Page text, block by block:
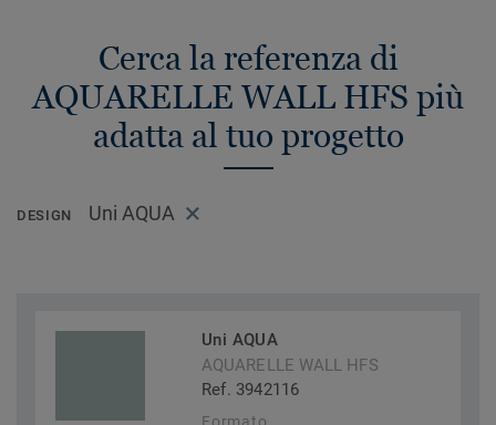
Cerca la referenza di
AQUARELLE WALL HFS più
adatta al tuo progetto
DESIGN Uni AQUA
Uni AQUA
AQUARELLE WALL HFS
Ref. 3942116